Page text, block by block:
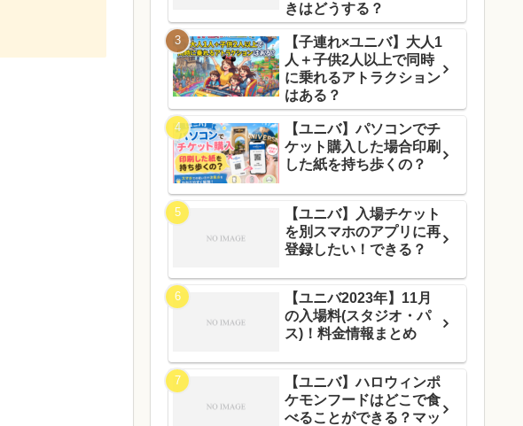
きはどうする？
【子連れ×ユニバ】大人1
人＋子供2人以上で同時
に乗れるアトラクション
はある？
【ユニバ】パソコンでチ
ケット購入した場合印刷
した紙を持ち歩くの？
【ユニバ】入場チケット
を別スマホのアプリに再
登録したい！できる？
【ユニバ2023年】11月
の入場料(スタジオ・パ
ス)！料金情報まとめ
【ユニバ】ハロウィンポ
ケモンフードはどこで食
べることができる？マッ